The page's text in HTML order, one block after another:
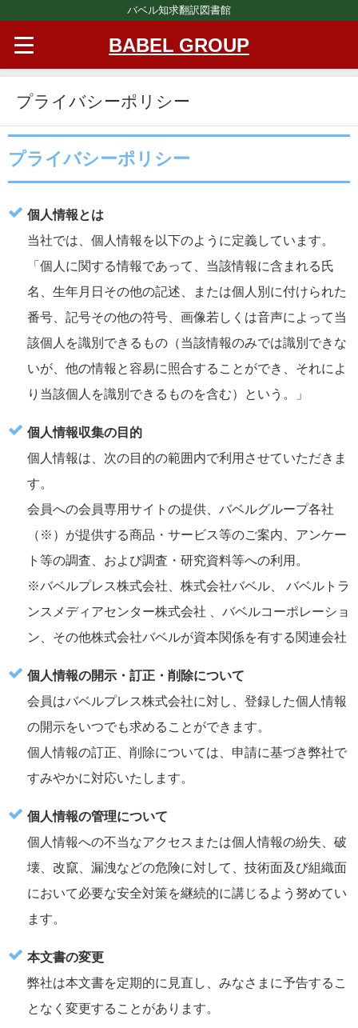
バベル知求翻訳図書館
BABEL GROUP
プライバシーポリシー
プライバシーポリシー
個人情報とは
当社では、個人情報を以下のように定義しています。
「個人に関する情報であって、当該情報に含まれる氏
名、生年月日その他の記述、または個人別に付けられた
番号、記号その他の符号、画像若しくは音声によって当
該個人を識別できるもの（当該情報のみでは識別できな
いが、他の情報と容易に照合することができ、それによ
り当該個人を識別できるものを含む）という。」
個人情報収集の目的
個人情報は、次の目的の範囲内で利用させていただきま
す。
会員への会員専用サイトの提供、バベルグループ各社
（※）が提供する商品・サービス等のご案内、アンケー
ト等の調査、および調査・研究資料等への利用。
※バベルプレス株式会社、株式会社バベル、 バベルトラ
ンスメディアセンター株式会社 、バベルコーポレーショ
ン、その他株式会社バベルが資本関係を有する関連会社
個人情報の開示・訂正・削除について
会員はバベルプレス株式会社に対し、登録した個人情報
の開示をいつでも求めることができます。
個人情報の訂正、削除については、申請に基づき弊社で
すみやかに対応いたします。
個人情報の管理について
個人情報への不当なアクセスまたは個人情報の紛失、破
壊、改竄、漏洩などの危険に対して、技術面及び組織面
において必要な安全対策を継続的に講じるよう努めてい
ます。
本文書の変更
弊社は本文書を定期的に見直し、みなさまに予告するこ
となく変更することがあります。